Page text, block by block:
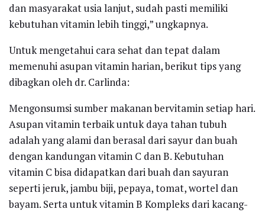
dan masyarakat usia lanjut, sudah pasti memiliki
kebutuhan vitamin lebih tinggi,” ungkapnya.
Untuk mengetahui cara sehat dan tepat dalam
memenuhi asupan vitamin harian, berikut tips yang
dibagkan oleh dr. Carlinda:
Mengonsumsi sumber makanan bervitamin setiap hari.
Asupan vitamin terbaik untuk daya tahan tubuh
adalah yang alami dan berasal dari sayur dan buah
dengan kandungan vitamin C dan B. Kebutuhan
vitamin C bisa didapatkan dari buah dan sayuran
seperti jeruk, jambu biji, pepaya, tomat, wortel dan
bayam. Serta untuk vitamin B Kompleks dari kacang-